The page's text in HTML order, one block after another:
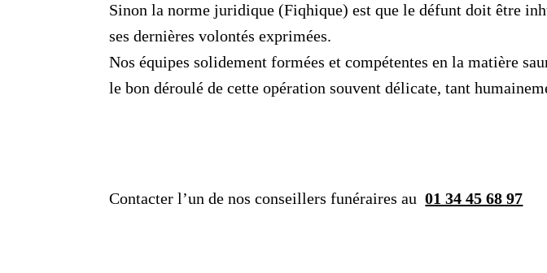
Sinon la norme juridique (Fiqhique) est que le défunt doit être
ses dernières volontés exprimées.
Nos équipes solidement formées et compétentes en la matière
le bon déroulé de cette opération souvent délicate, tant
Contacter l’un de nos conseillers funéraires au01 34 45 68 97